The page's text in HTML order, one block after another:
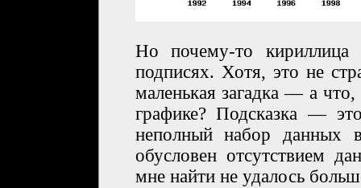
Но почему-то кириллица
подписях. Хотя, это не
маленькая загадка — а
графике? Подсказка —
неполный набор данных
обусловен отсутствием
мне найти не удалось